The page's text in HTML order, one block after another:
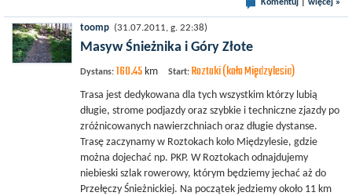
Komentuj więcej »
toomp (31.07.2011, g. 22:38)
Masyw Śnieżnika i Góry Złote
Dystans: 160.45 km Start: Roztoki (koło Międzylesia)
Trasa jest dedykowana dla tych wszystkim którzy lubią
długie, strome podjazdy oraz szybkie i techniczne zjazdy po
zróżnicowanych nawierzchniach oraz długie dystanse.
Trasę zaczynamy w Roztokach koło Międzylesie, gdzie
można dojechać np. PKP. W Roztokach odnajdujemy
niebieski szlak rowerowy, którym będziemy jechać aż do
Przełęczy Śnieżnickiej. Na początek jedziemy około 11 km